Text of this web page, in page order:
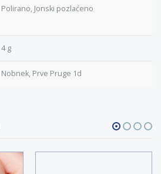
Polirano, Jonski pozlaćeno
4 g
Nobnek, Prve Pruge 1d